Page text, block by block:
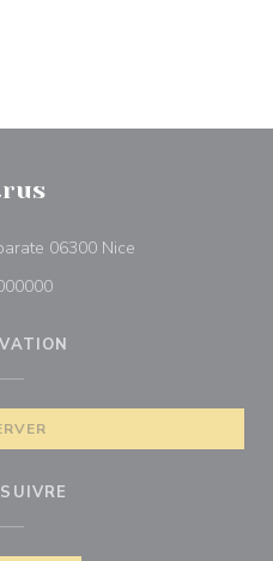
06300 Nice((ouvre une